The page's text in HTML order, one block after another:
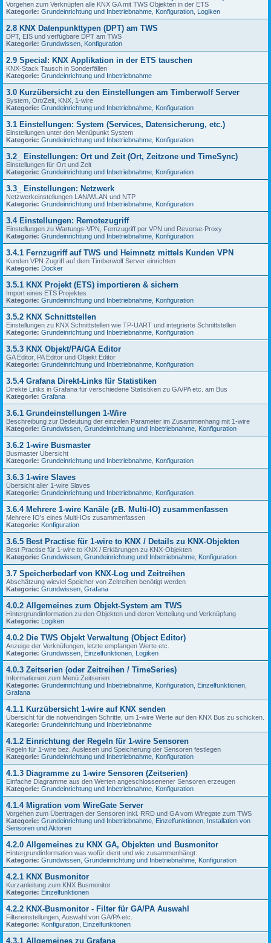
Vorgehen zum Verknüpfen alle KNX GA mit TWS Objekten in der ETS
Kategorie: Grundeinrichtung und Inbetriebnahme Konfiguration Logiken
2.8 KNX Datenpunkttypen (DPT) am TWS
DPT, EIS und verfügbare DPT am TWS
Kategorie: Grundwissen Konfiguration
2.9 Special: KNX Applikation in der ETS tauschen
KNX-Stack Tausch in Sonderfällen
Kategorie: Grundeinrichtung und Inbetriebnahme
3.0 Kurzübersicht zu den Einstellungen am Timberwolf Server
System, Ort/Zeit, KNX, 1-wire
Kategorie: Grundeinrichtung und Inbetriebnahme Konfiguration
3.1 Einstellungen: System (Services, Datensicherung, etc.)
Einstellungen unter den Menüpunkt System
Kategorie: Grundeinrichtung und Inbetriebnahme Konfiguration
3.2_ Einstellungen: Ort und Zeit (Ort, Zeitzone und TimeSync)
Einstellungen für Ort und Zeit
Kategorie: Grundeinrichtung und Inbetriebnahme Konfiguration
3.3_ Einstellungen: Netzwerk
Netzwerkeinstellungen LAN/WLAN und NTP
Kategorie: Grundeinrichtung und Inbetriebnahme Konfiguration
3.4 Einstellungen: Remotezugriff
Einstellungen zu Wartungs-VPN, Fernzugriff per VPN und Reverse-Proxy
Kategorie: Grundeinrichtung und Inbetriebnahme Konfiguration
3.4.1 Fernzugriff auf TWS und Heimnetz mittels Kunden VPN
Kunden VPN Zugriff auf dem Timberwolf Server einrichten
Kategorie: Docker
3.5.1 KNX Projekt (ETS) importieren & sichern
Import eines ETS Projektes
Kategorie: Grundeinrichtung und Inbetriebnahme Konfiguration
3.5.2 KNX Schnittstellen
Einstellungen zu KNX Schnittstellen wie TP-UART und integrierte Schnittstellen
Kategorie: Grundeinrichtung und Inbetriebnahme Konfiguration
3.5.3 KNX Objekt/PA/GA Editor
GA Editor, PA Editor und Objekt Editor
Kategorie: Grundeinrichtung und Inbetriebnahme Konfiguration
3.5.4 Grafana Direkt-Links für Statistiken
Direkte Links in Grafana für verschiedene Statistiken zu GA/PA etc. am Bus
Kategorie: Grafana
3.6.1 Grundeinstellungen 1-Wire
Beschreibung zur Bedeutung der einzelen Parameter im Zusammenhang mit 1-wire
Kategorie: Grundwissen Grundeinrichtung und Inbetriebnahme Konfiguration
3.6.2 1-wire Busmaster
Busmaster Übersicht
Kategorie: Grundeinrichtung und Inbetriebnahme Konfiguration
3.6.3 1-wire Slaves
Übersicht aller 1-wire Slaves
Kategorie: Grundeinrichtung und Inbetriebnahme Konfiguration
3.6.4 Mehrere 1-wire Kanäle (zB. Multi-IO) zusammenfassen
Mehrere IO's eines Multi-IOs zusammenfassen
Kategorie: Konfiguration
3.6.5 Best Practise für 1-wire to KNX / Details zu KNX-Objekten
Best Practise für 1-wire to KNX / Erklärungen zu KNX-Objekten
Kategorie: Grundwissen Grundeinrichtung und Inbetriebnahme Konfiguration
3.7 Speicherbedarf von KNX-Log und Zeitreihen
Abschätzung wieviel Speicher von Zeitreihen benötigt werden
Kategorie: Grundwissen Grafana
4.0.2 Allgemeines zum Objekt-System am TWS
Hintergrundinformation zu den Objekten und deren Verteilung und Verknüpfung
Kategorie: Logiken
4.0.2 Die TWS Objekt Verwaltung (Object Editor)
Anzeige der Verknüfungen, letzte empfangen Werte etc.
Kategorie: Grundwissen Einzelfunktionen Logiken
4.0.3 Zeitserien (oder Zeitreihen / TimeSeries)
Informationen zum Menü Zeitserien
Kategorie: Grundeinrichtung und Inbetriebnahme Konfiguration Einzelfunktionen
Grafana
4.1.1 Kurzübersicht 1-wire auf KNX senden
Übersicht für die notwendingen Schritte, um 1-wire Werte auf den KNX Bus zu schicken.
Kategorie: Grundeinrichtung und Inbetriebnahme
4.1.2 Einrichtung der Regeln für 1-wire Sensoren
Regeln für 1-wire bez. Auslesen und Speicherung der Sensoren festlegen
Kategorie: Grundeinrichtung und Inbetriebnahme Konfiguration
4.1.3 Diagramme zu 1-wire Sensoren (Zeitserien)
Einfache Diagramme aus den Werten angeschlossenener Sensoren erzeugen
Kategorie: Grundeinrichtung und Inbetriebnahme Konfiguration
4.1.4 Migration vom WireGate Server
Vorgehen zum Übertragen der Sensoren inkl. RRD und GA vom Wiregate zum TWS
Kategorie: Grundeinrichtung und Inbetriebnahme Einzelfunktionen Installation von
Sensoren und Aktoren
4.2.0 Allgemeines zu KNX GA, Objekten und Busmonitor
Hintergrundinformation was wofür dient und wie zusammenhängt.
Kategorie: Grundwissen Grundeinrichtung und Inbetriebnahme Konfiguration
4.2.1 KNX Busmonitor
Kurzanleitung zum KNX Busmonitor
Kategorie: Einzelfunktionen
4.2.2 KNX-Busmonitor - Filter für GA/PA Auswahl
Filtereinstellungen, Auswahl von GA/PA etc.
Kategorie: Konfiguration Einzelfunktionen
4.3.1 Allgemeines zu Grafana